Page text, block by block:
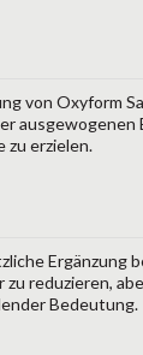
von Oxyform
ausgewogenen
zu erzielen.
Ergänzung
zu reduzieren,
Bedeutung.